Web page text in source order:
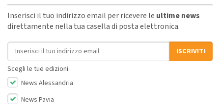
Inserisci il tuo indirizzo email per ricevere le ultime news
direttamente nella tua casella di posta elettronica.
Indirizzo email
ISCRIVITI
Scegli le tue edizioni:
News Alessandria
News Pavia